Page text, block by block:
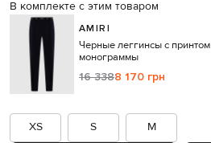
В комплекте с этим товаром
AMIRI
Черные леггинсы с принтом
монограммы
16 3388 170 грн
XS
S M